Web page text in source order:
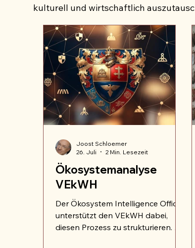
kulturell und wirtschaftlich
Ökosystemanalyse
VEkWH
Der Ökosystem Intelligence Officer
unterstützt den VEkWH dabei,
diesen Prozess zu strukturieren. Er
Joost Schloemer
26. Juli
2 Min. Lesezeit